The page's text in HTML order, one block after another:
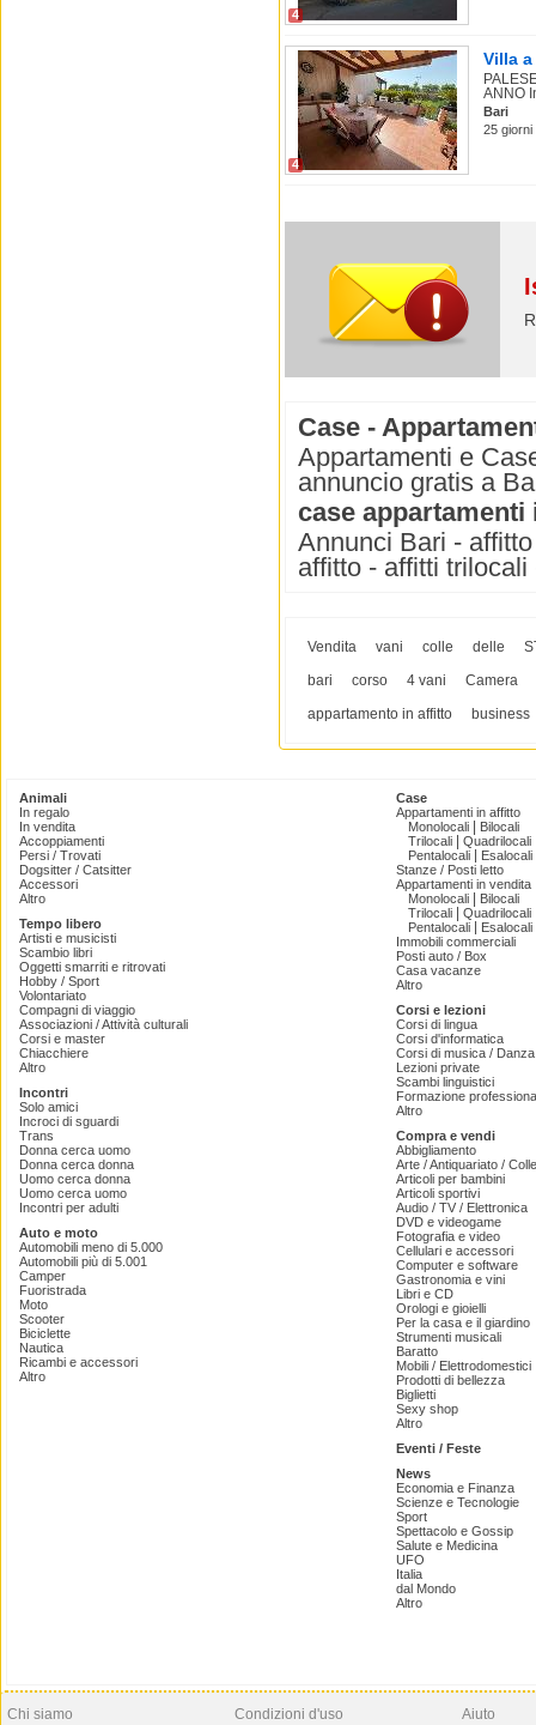
4
4
Villa
ANNO
Bari
25 giorni
Case -
Appartamenti e
annuncio gratis a
case
Annunci Bari -
affitto - affitti
Vendita vani colle delle
bari
corso 4 vani
Camera
appartamento in affitto
business
Animali
In regalo
In vendita
Accoppiamenti
Persi / Trovati
Dogsitter / Catsitter
Accessori
Altro
Tempo libero
Artisti e musicisti
Scambio libri
Oggetti smarriti e ritrovati
Hobby / Sport
Volontariato
Compagni di viaggio
Associazioni / Attività culturali
Corsi e master
Chiacchiere
Altro
Incontri
Solo amici
Incroci di sguardi
Trans
Donna cerca uomo
Donna cerca donna
Uomo cerca donna
Uomo cerca uomo
Incontri per adulti
Auto e moto
Automobili meno di 5.000
Automobili più di 5.001
Camper
Fuoristrada
Moto
Scooter
Biciclette
Nautica
Ricambi e accessori
Altro
Case
Appartamenti in affitto
Monolocali
Bilocali
Trilocali
Quadrilocali
Pentalocali
Esalocali
Stanze / Posti letto
Appartamenti in vendita
Monolocali
Bilocali
Trilocali
Quadrilocali
Pentalocali
Esalocali
Immobili commerciali
Posti auto / Box
Casa vacanze
Altro
Corsi e lezioni
Corsi di lingua
Corsi d'informatica
Corsi di musica /
Lezioni private
Scambi linguistici
Formazione
Altro
Compra e vendi
Abbigliamento
Arte / Antiquariato /
Articoli per bambini
Articoli sportivi
Audio / TV / Elettronica
DVD e videogame
Fotografia e video
Cellulari e accessori
Computer e software
Gastronomia e vini
Libri e CD
Orologi e gioielli
Per la casa e il giardino
Strumenti musicali
Baratto
Mobili / Elettrodomestici
Prodotti di bellezza
Biglietti
Sexy shop
Altro
Eventi / Feste
News
Economia e Finanza
Scienze e Tecnologie
Sport
Spettacolo e Gossip
Salute e Medicina
UFO
Italia
dal Mondo
Altro
Chi siamo
Condizioni d'uso
Aiuto